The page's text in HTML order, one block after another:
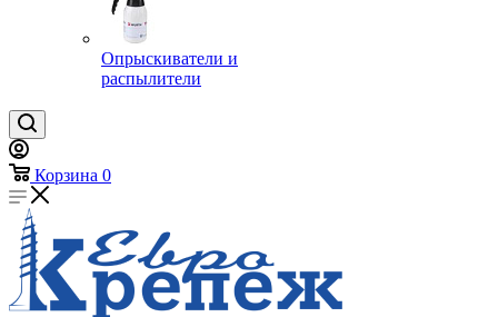
Опрыскиватели и
распылители
Корзина 0